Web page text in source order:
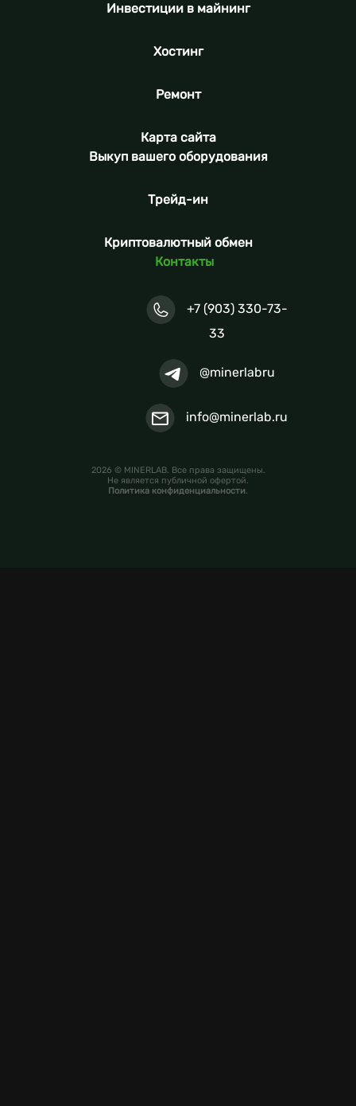
Инвестиции в майнинг
Хостинг
Ремонт
Карта сайта
Выкуп вашего оборудования
Трейд-ин
Криптовалютный обмен
Контакты
+7 (903) 330-73-
33
@minerlabru
info@minerlab.ru
2026 © MINERLAB. Все права защищены.
Не является публичной офертой.
Политика конфиденциальности.